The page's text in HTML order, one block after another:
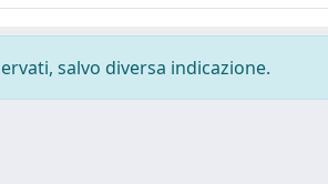
salvo diversa indicazione.